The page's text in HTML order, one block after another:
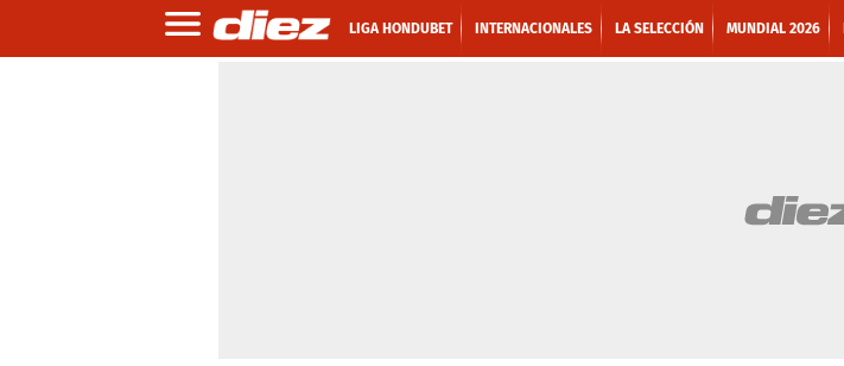
LIGA HONDUBET INTERNACIONALES LA SELECCIÓN MUNDIAL 2026